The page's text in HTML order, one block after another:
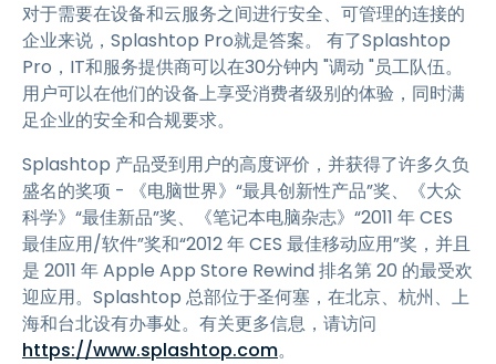
对于需要在设备和云服务之间进行安全、可管理的连接的
企业来说，Splashtop Pro就是答案。 有了Splashtop
Pro，IT和服务提供商可以在30分钟内 "调动 "员工队伍。
用户可以在他们的设备上享受消费者级别的体验，同时满
足企业的安全和合规要求。
Splashtop 产品受到用户的高度评价，并获得了许多久负
盛名的奖项 - 《电脑世界》“最具创新性产品”奖、《大众
科学》“最佳新品”奖、《笔记本电脑杂志》“2011 年 CES
最佳应用/软件”奖和“2012 年 CES 最佳移动应用”奖，并且
是 2011 年 Apple App Store Rewind 排名第 20 的最受欢
迎应用。Splashtop 总部位于圣何塞，在北京、杭州、上
海和台北设有办事处。有关更多信息，请访问
https://www.splashtop.com。